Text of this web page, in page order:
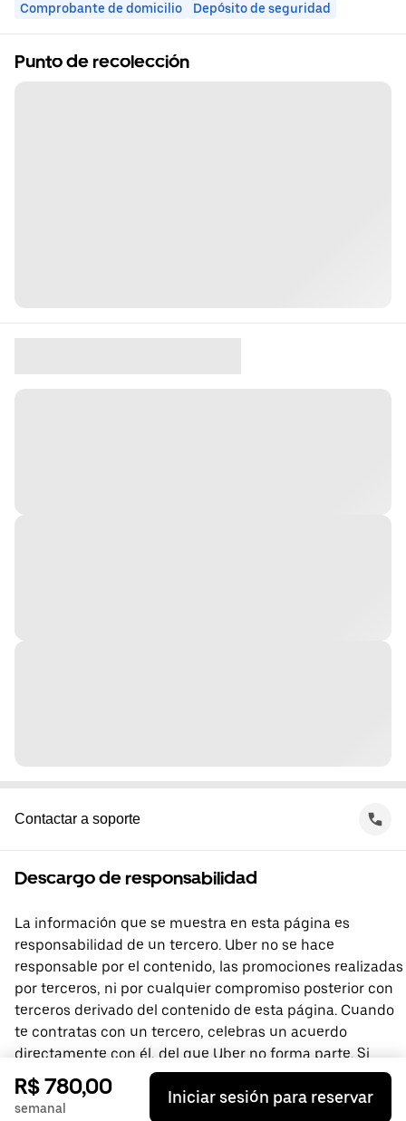
Comprobante de domicilio Depósito de seguridad
Punto de recolección
Contactar a soporte
Descargo de responsabilidad
La información que se muestra en esta página es
responsabilidad de un tercero. Uber no se hace
responsable por el contenido, las promociones realizadas
por terceros, ni por cualquier compromiso posterior con
terceros derivado del contenido de esta página. Cuando
te contratas con un tercero, celebras un acuerdo
directamente con él, del que Uber no forma parte. Si
tienes preguntas, comunícate directamente con el
tercero.
R$ 780,00
semanal
Iniciar sesión para reservar